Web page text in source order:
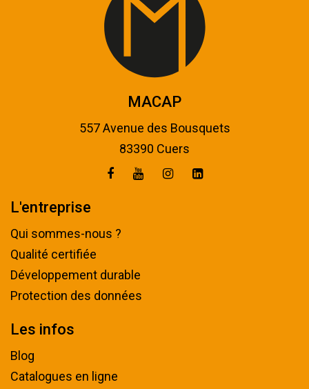
MACAP
557 Avenue des Bousquets
83390 Cuers
L'entreprise
Qui sommes-nous ?
Qualité certifiée
Développement durable
Protection des données
Les infos
Blog
Catalogues en ligne